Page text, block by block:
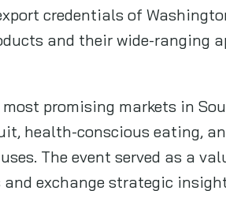
credentials of
and their wide-ranging
promising markets in
health-conscious eating,
The event served as a
exchange strategic